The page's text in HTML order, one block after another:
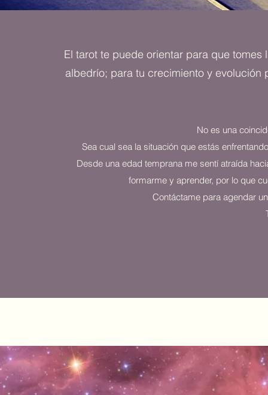
El tarot te puede orientar para que
albedrío; para tu crecimiento y
No es una
Sea cual sea la situación que estás
Desde una edad temprana me sentí atraída
formarme y aprender, por lo que
Contáctame para agendar